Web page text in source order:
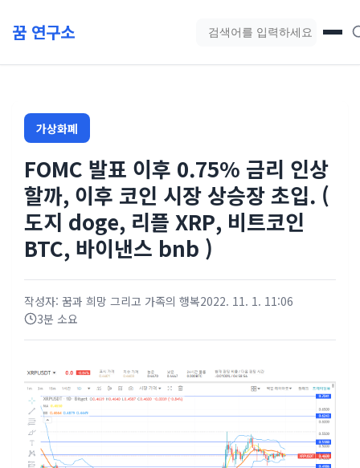
꿈 연구소 블로그 검색
가상화폐
FOMC 발표 이후 0.75% 금리 인상
할까, 이후 코인 시장 상승장 초입. (
도지 doge, 리플 XRP, 비트코인
BTC, 바이낸스 bnb )
작성자: 꿈과 희망 그리고 가족의 행복2022. 11. 1. 11:06
3분 소요